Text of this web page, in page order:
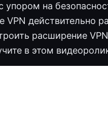
упором на
VPN действительно
расширение
в этом